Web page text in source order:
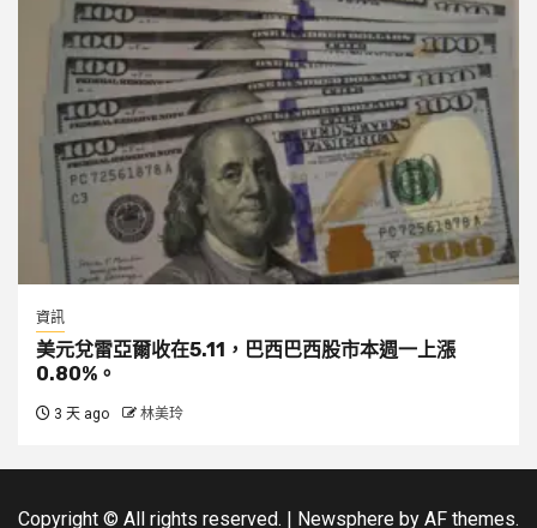
資訊
美元兌雷亞爾收在5.11，巴西巴西股市本週一上漲
0.80%。
3 天 ago 林美玲
Copyright © All rights reserved. | Newsphere by AF themes.